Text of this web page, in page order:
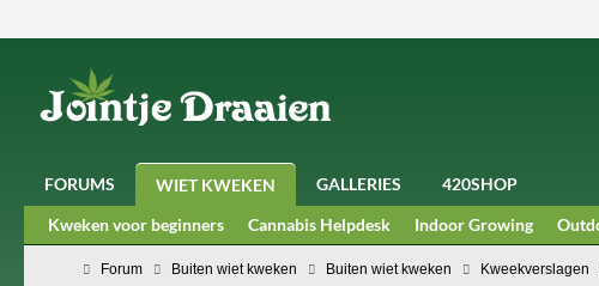
FORUMS WIET KWEKEN GALLERIES
420SHOP
Kweken voor beginners
Cannabis Helpdesk Indoor Growing
Forum Buiten wiet kweken Buiten wiet kweken Kweekverslagen